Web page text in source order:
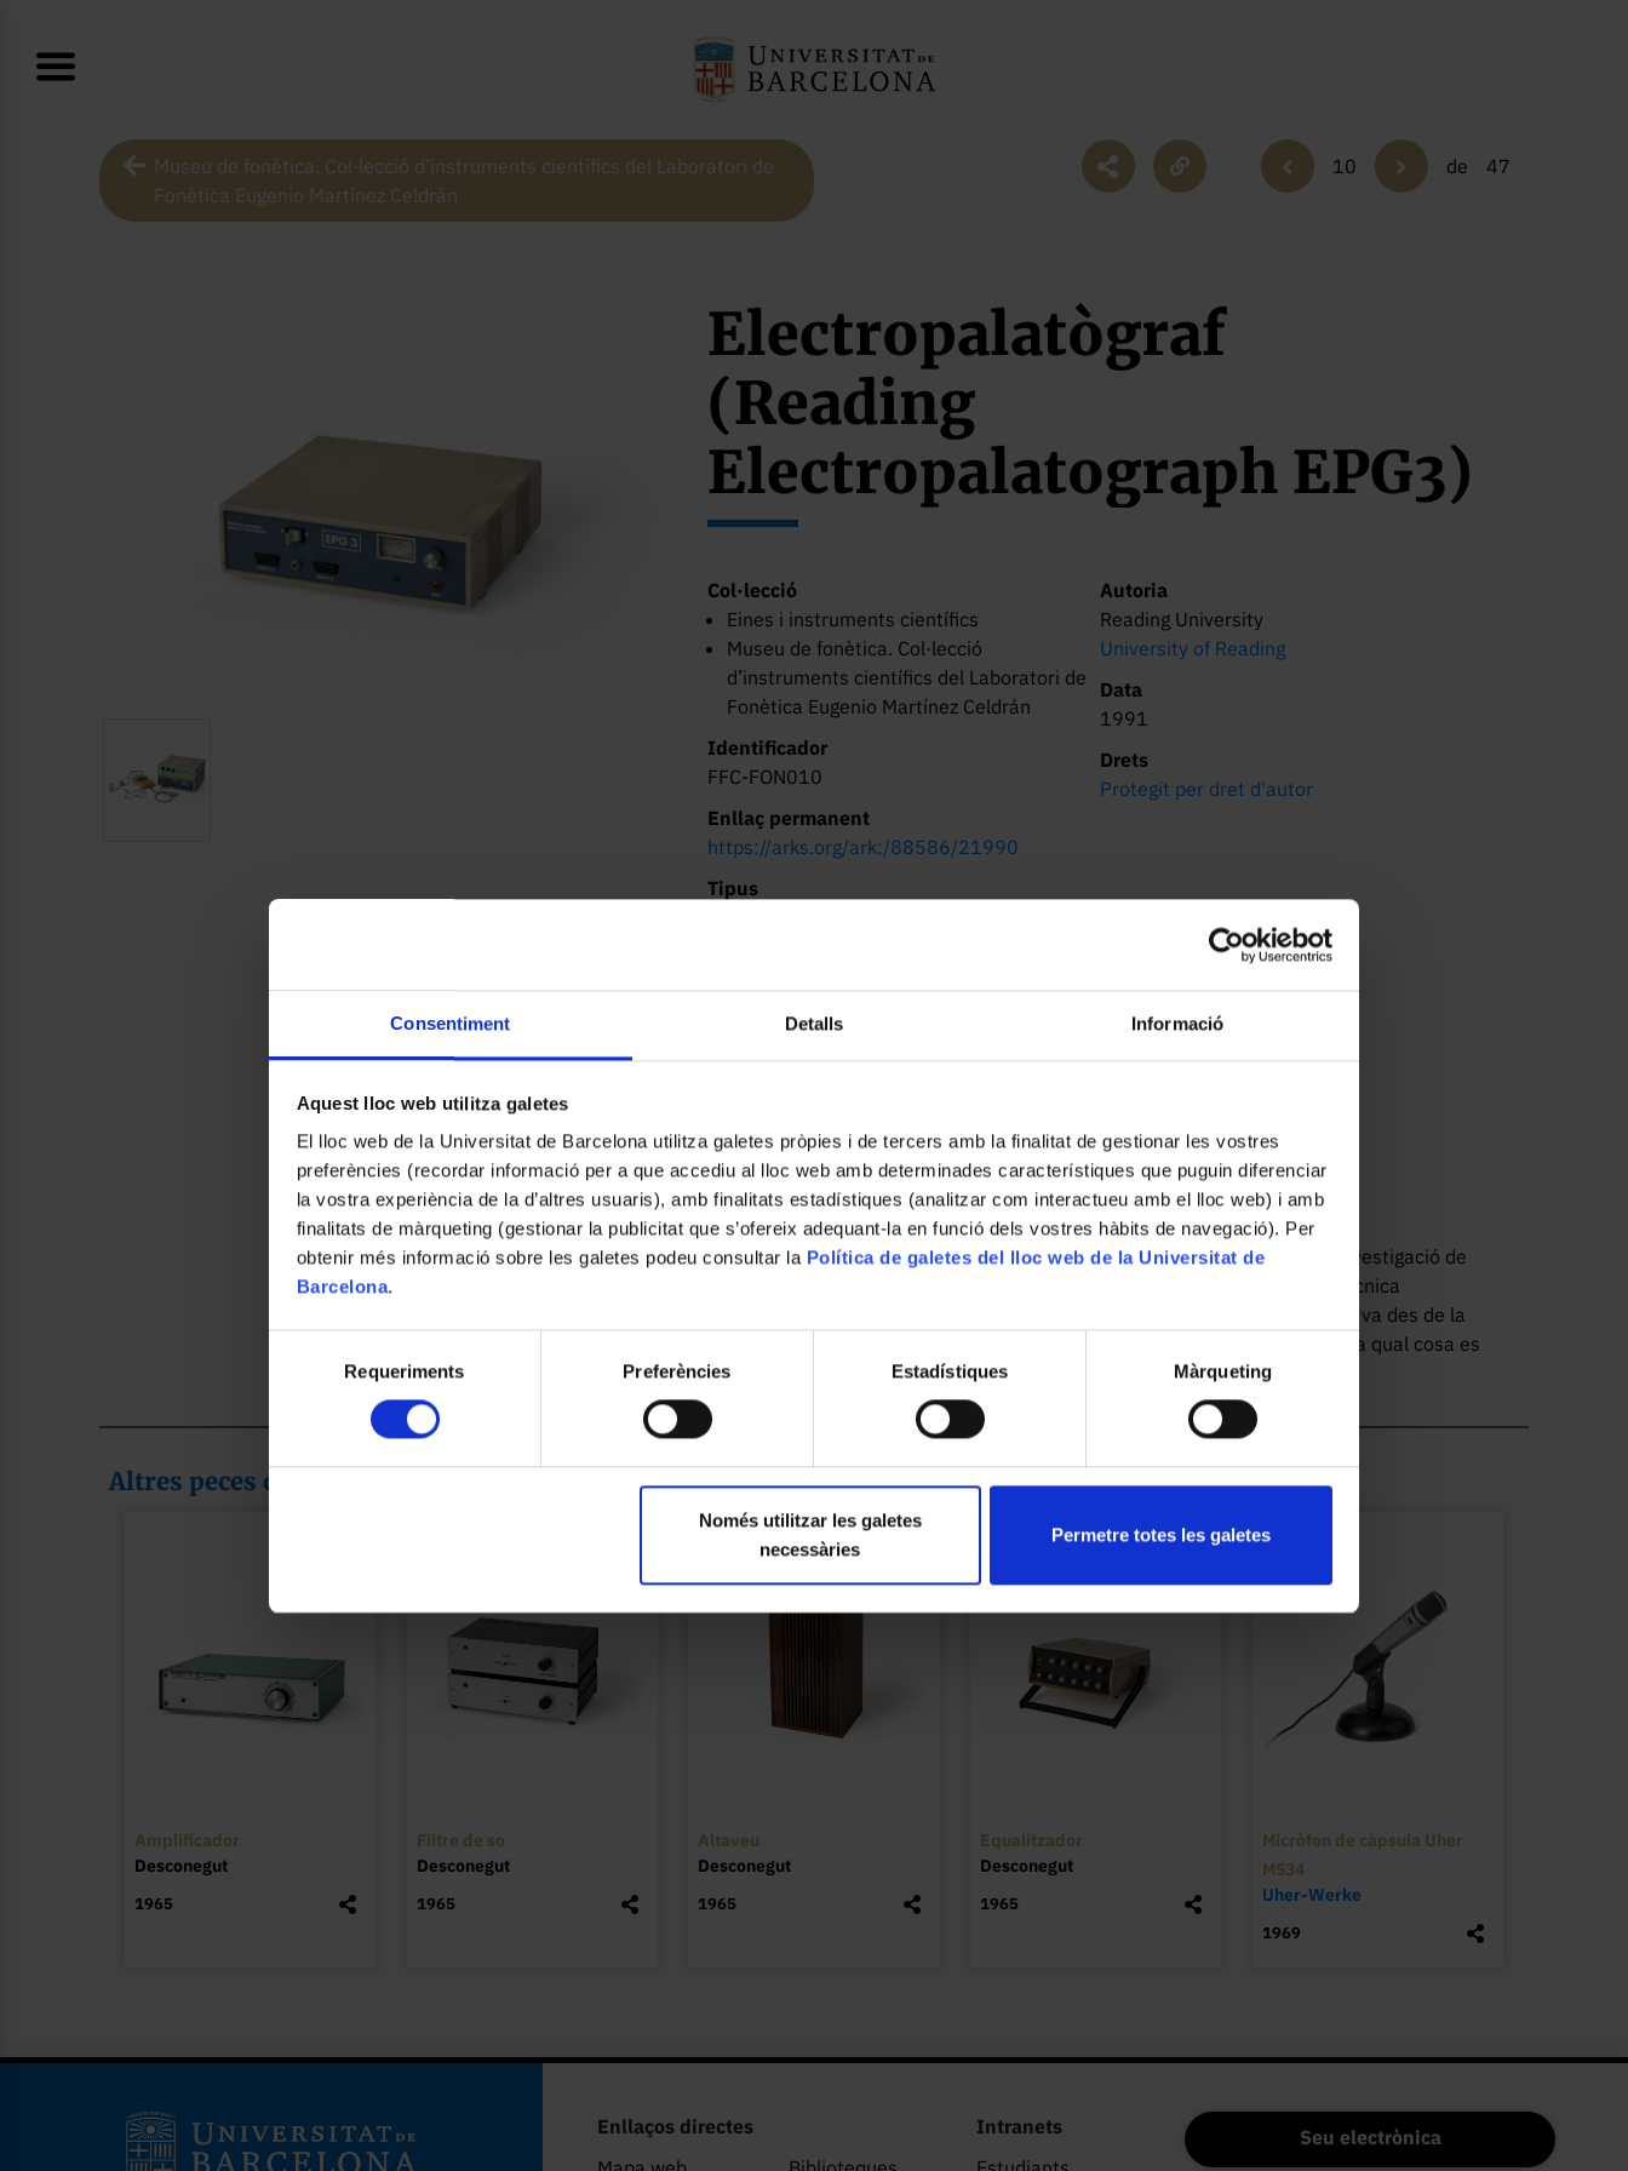
Consentiment Detalls Informació
Aquest lloc web utilitza galetes
El lloc web de la Universitat de Barcelona utilitza galetes pròpies i de tercers amb la finalitat de gestionar les vostres
preferències (recordar informació per a que accediu al lloc web amb determinades característiques que puguin diferenciar
la vostra experiència de la d’altres usuaris), amb finalitats estadístiques (analitzar com interactueu amb el lloc web) i amb
finalitats de màrqueting (gestionar la publicitat que s’ofereix adequant-la en funció dels vostres hàbits de navegació). Per
obtenir més informació sobre les galetes podeu consultar la Política de galetes del lloc web de la Universitat de
Barcelona.
consentiment
Requeriments Preferències Estadístiques Màrqueting
Només utilitzar les galetes
necessàries
Permetre totes les galetes
Museu de fonètica. Col·lecció d’instruments científics del Laboratori de
Fonètica Eugenio Martínez Celdrán
10 de 47
Electropalatògraf
(Reading
Electropalatograph EPG3)
Col·lecció
Eines i instruments científics
Museu de fonètica. Col·lecció
d’instruments científics del Laboratori de
Fonètica Eugenio Martínez Celdrán
Identificador
FFC-FON010
Enllaç permanent
https://arks.org/ark:/88586/21990
Tipus
26 × 28 × 9 cm
Lloc d’origen
Reading (Regne Unit)
Facultat de Filologia i Comunicació. Gran
Via de les Corts Catalanes, 585, 08007
Barcelona
Autoria
Reading University
University of Reading
Data
1991
Drets
Protegit per dret d'autor
Descripció
L'electropalatògraf Reading EPG va ser desenvolupat en el Laboratori d'Investigació de
la Parla en la Universitat de Reading. L'electropalatografia (EPG) és una tècnica
utilitzada per monitoritzar els contactes entre la llengua i la superfície que va des de la
cara interior dels incisius fins al límit del paladar tou durant la parla, amb la qual cosa es
poden registrar detalls molt precisos de l'activitat lingual durant la parla. Aquest
electropalatògraf requeria paladars artificials fets a mida per a cada informant. Més
tard, aquest aparell va integrar-se en el WinEPG d'Articulate Instruments i van passar a
formar part d'una única unitat operativa.
Llegir més
Altres peces de la col·lecció
Amplificador
Desconegut
1965
Filtre de so
Desconegut
1965
Altaveu
Desconegut
1965
Equalitzador
Desconegut
1965
Micròfon de càpsula Uher
M534
Uher-Werke
1969
Enllaços directes
Intranets
Seu electrònica